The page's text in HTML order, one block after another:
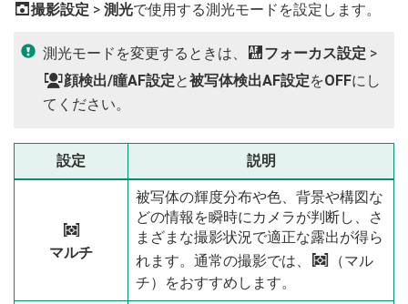
A撮影設定 > 測光で使用する測光モードを設定します。
測光モードを変更するときは、 G フォーカス設定 >
g顔検出/瞳AF設定と被写体検出AF設定をOFFにし
てください。
設定 説明
o
マルチ
被写体の輝度分布や色、背景や構図な
どの情報を瞬時にカメラが判断し、さ
まざまな撮影状況で適正な露出が得ら
れます。通常の撮影では、
o
（マル
チ）をおすすめします。